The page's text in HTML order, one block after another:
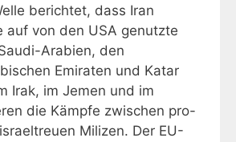
berichtet, dass Iran
auf von den USA genutzte
Arabien, den
Emiraten und Katar
Irak, im Jemen und im
die Kämpfe zwischen pro-
Milizen. Der EU-